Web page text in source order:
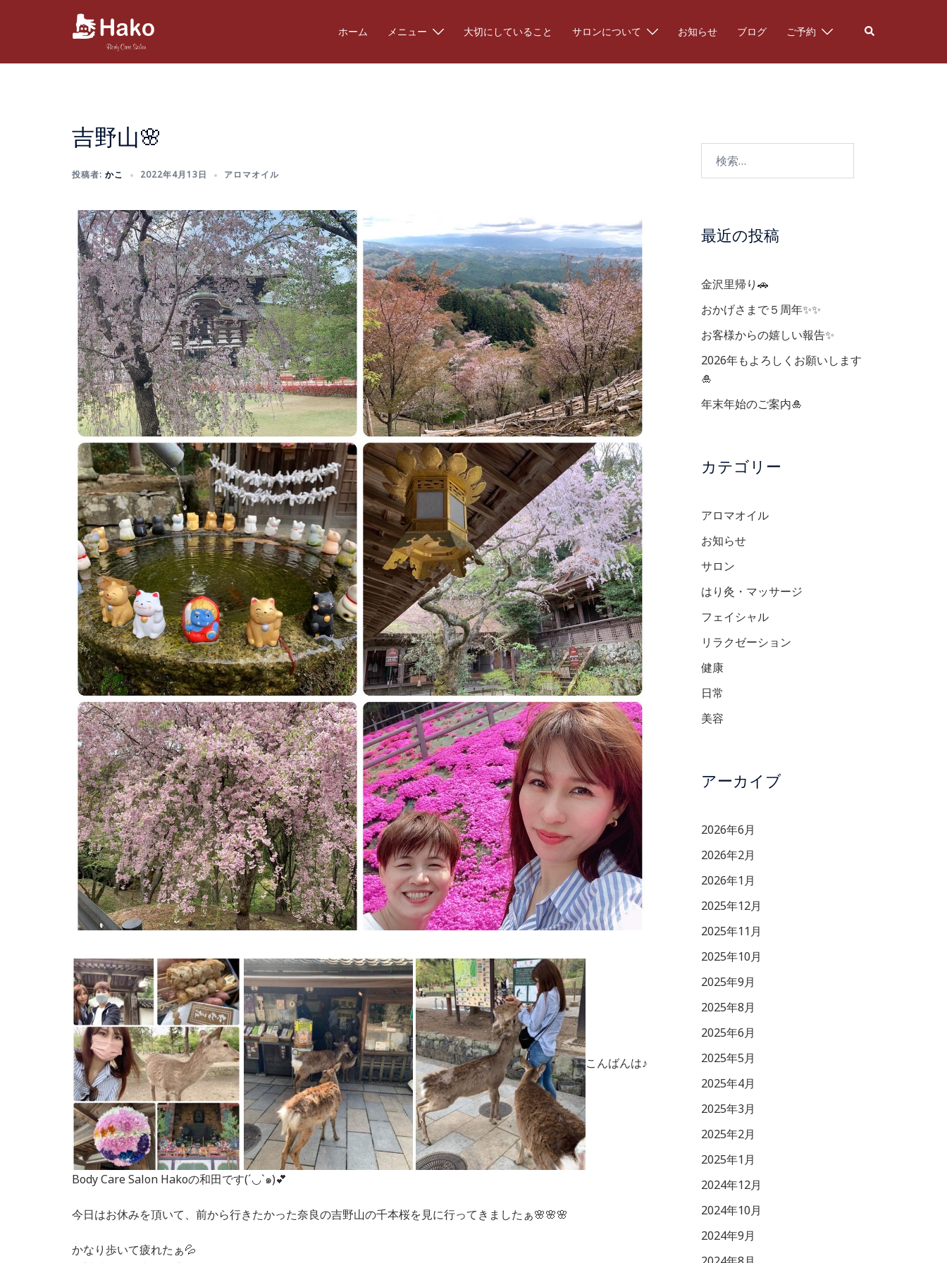
ン
ホーム メニュー 大切にしていること サロンについて お知らせ ブログ ご予約 検
索
吉野山🌸
投稿者: かこ 2022年4月13日 アロマオイル
こんばんは♪
Body Care Salon Hakoの和田です(´◡`๑)💕
今日はお休みを頂いて、前から行きたかった奈良の吉野山の千本桜を見に行ってきましたぁ🌸🌸🌸
かなり歩いて疲れたぁ💦
最近の投稿
金沢里帰り🚗
おかげさまで５周年✨✨
お客様からの嬉しい報告✨
2026年もよろしくお願いします
🎍
年末年始のご案内🎍
カテゴリー
アロマオイル
お知らせ
サロン
はり灸・マッサージ
フェイシャル
リラクゼーション
健康
日常
美容
アーカイブ
2026年6月
2026年2月
2026年1月
2025年12月
2025年11月
2025年10月
2025年9月
2025年8月
2025年6月
2025年5月
2025年4月
2025年3月
2025年2月
2025年1月
2024年12月
2024年10月
2024年9月